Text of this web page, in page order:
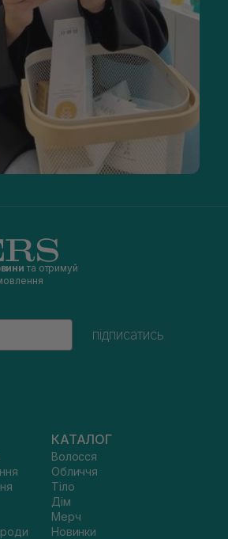
та отримуй
підписатись
КАТАЛОГ
Волосся
Обличчя
Тіло
Дім
Мерч
Новинки